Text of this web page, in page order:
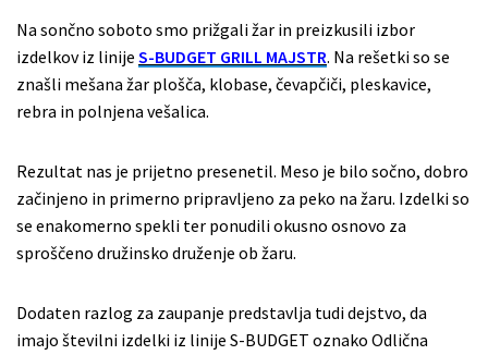
Na sončno soboto smo prižgali žar in preizkusili izbor
izdelkov iz linije S-BUDGET GRILL MAJSTR. Na rešetki so se
znašli mešana žar plošča, klobase, čevapčiči, pleskavice,
rebra in polnjena vešalica.
Rezultat nas je prijetno presenetil. Meso je bilo sočno, dobro
začinjeno in primerno pripravljeno za peko na žaru. Izdelki so
se enakomerno spekli ter ponudili okusno osnovo za
sproščeno družinsko druženje ob žaru.
Dodaten razlog za zaupanje predstavlja tudi dejstvo, da
imajo številni izdelki iz linije S-BUDGET oznako Odlična